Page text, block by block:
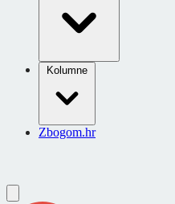
Kolumne
Zbogom.hr